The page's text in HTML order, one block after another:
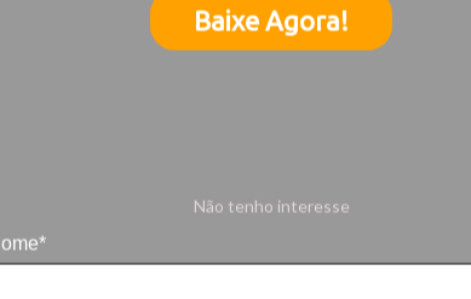
Baixe Agora!
Não tenho interesse